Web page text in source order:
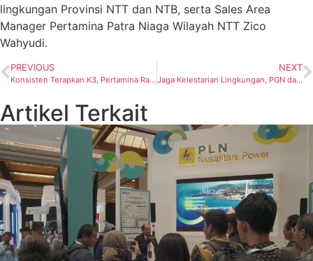
lingkungan Provinsi NTT dan NTB, serta Sales Area
Manager Pertamina Patra Niaga Wilayah NTT Zico
Wahyudi.
PREVIOUS
Konsisten Terapkan K3, Pertamina Raih 6 Penghargaan WISCA
NEXT
Jaga Kelestarian Lingkungan, PGN dan Kementrian KLH Kampanyekan Masyarakat Bijak Gunakan Plastik
Artikel Terkait